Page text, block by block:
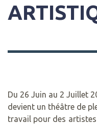
Du 26 Juin au 2 Juillet
devient un théâtre de
travail pour des artistes